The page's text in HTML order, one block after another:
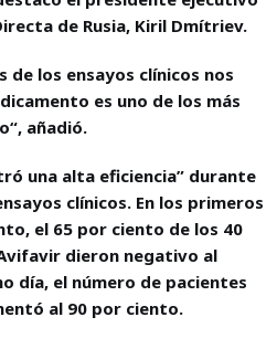
de Rusia, Kiril Dmítriev.
de los ensayos clínicos nos
es uno de los más
añadió.
una alta eficiencia” durante
clínicos. En los primeros
el 65 por ciento de los 40
dieron negativo al
día, el número de pacientes
al 90 por ciento.